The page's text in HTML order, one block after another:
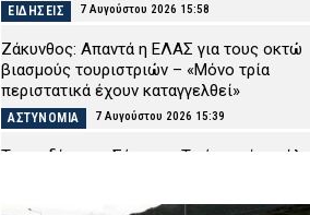
ΕΙΔΗΣΕΙΣ 7 Αυγούστου 2026 15:58
Ζάκυνθος: Απαντά η ΕΛΑΣ για τους οκτώ
βιασμούς τουριστριών – «Μόνο τρία
περιστατικά έχουν καταγγελθεί»
ΑΣΤΥΝΟΜΙΑ 7 Αυγούστου 2026 15:39
Τραγωδία στις Σέρρες: «Τα έχω χάσει όλα»